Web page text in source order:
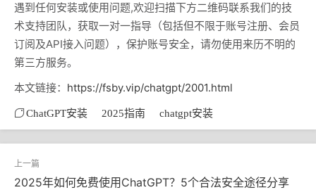
遇到任何安装或使用问题,欢迎扫描下方二维码联系我们的技
术支持团队，获取一对一指导（包括但不限于账号注册、会员
订阅及API接入问题），保护账号安全，请勿使用来历不明的
第三方服务。
本文链接： https://fsby.vip/chatgpt/2001.html
ChatGPT安装 2025指南 chatgpt安装
2025年如何免费使用ChatGPT？5个合法安全途径分享